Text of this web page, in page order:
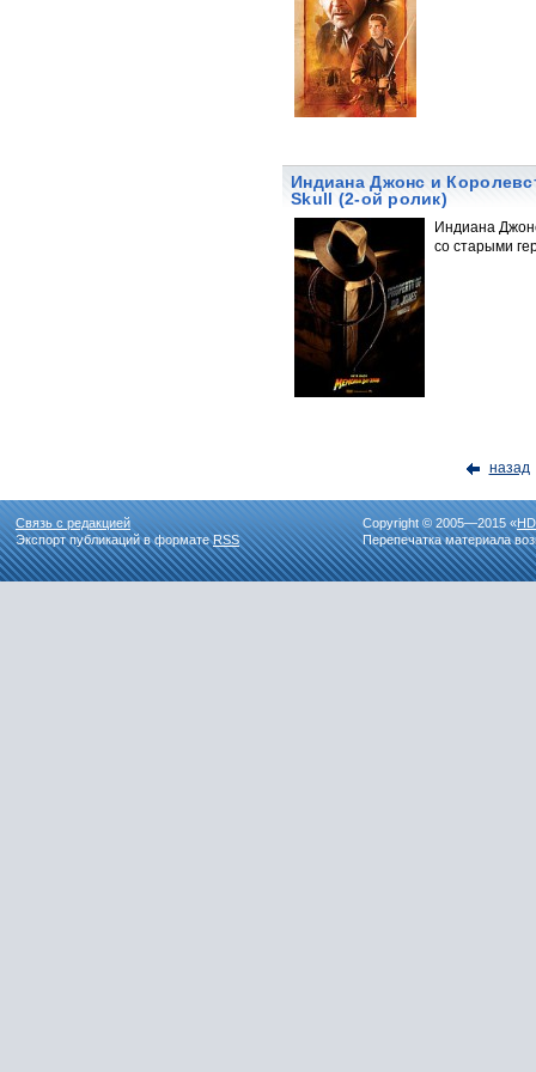
Индиана Джонс и
Skull (2-ой ролик)
Индиана
со старыми
назад
Связь с редакцией
Экспорт публикаций в форматеRSS
Copyright © 2005—2015 «
Перепечатка материала